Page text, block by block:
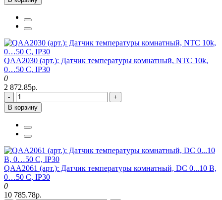
QAA2030 (арт.): Датчик температуры комнатный, NTC 10k,
0…50 C, IP30
0
2 872.85р.
-
+
В корзину
QAA2061 (арт.): Датчик температуры комнатный, DC 0...10 В,
0…50 C, IP30
0
10 785.78р.